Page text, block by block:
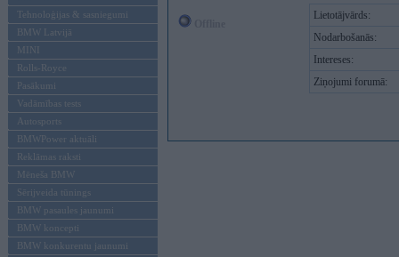
Tehnoloģijas & sasniegumi
BMW Latvijā
MINI
Rolls-Royce
Pasākumi
Vadāmības tests
Autosports
BMWPower aktuāli
Reklāmas raksti
Mēneša BMW
Sērijveida tūnings
BMW pasaules jaunumi
BMW koncepti
BMW konkurentu jaunumi
Lietotājvārds:
Nodarbošanās:
Intereses:
Ziņojumi forumā: